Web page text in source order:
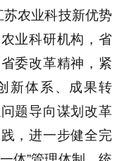
苏农业科技新优势
业科研机构，省
委改革精神，紧
新体系、成果转
题导向谋划改革
，进一步健全完